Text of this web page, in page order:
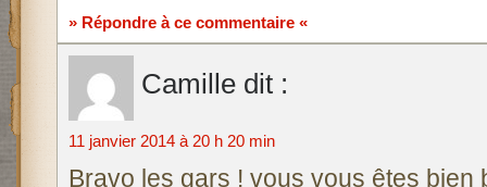
» Répondre à ce commentaire «
Camille dit :
11 janvier 2014 à 20 h 20 min
Bravo les gars ! vous vous êtes bien